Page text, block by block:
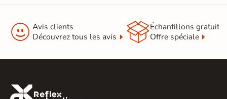
 Avis clients
Découvrez tous les avis
Échantillons gratuit
Offre spéciale